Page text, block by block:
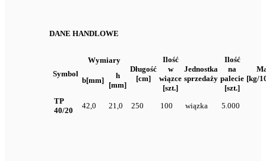
DANE HANDLOWE
Symbol
Wymiary
Długość
[cm]
Ilość
w
wiązce
[szt.]
Jednostka
sprzedaży
Ilość
na
palecie
[szt.]
[kg/
b[mm]
h
[mm]
TP
40/20
42,0 21,0 250 100 wiązka 5.000